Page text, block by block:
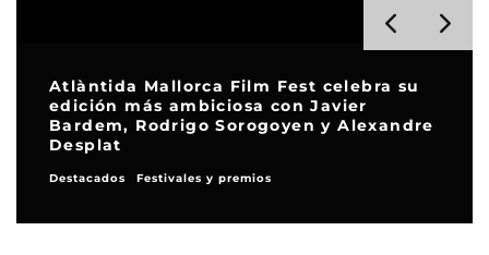
Atlàntida Mallorca Film Fest celebra su
edición más ambiciosa con Javier
Bardem, Rodrigo Sorogoyen y Alexandre
Desplat
Destacados Festivales y premios